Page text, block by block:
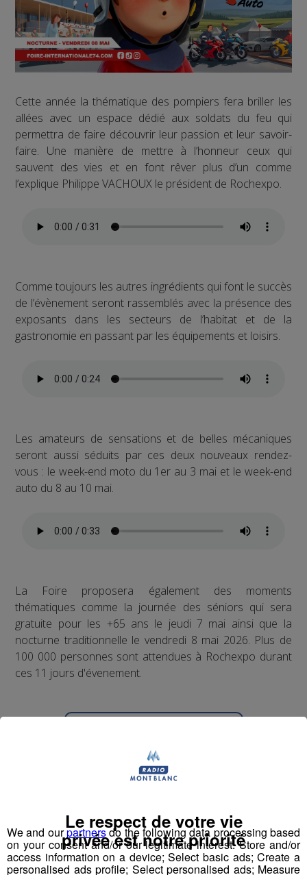
Cette année la thématique des pompiers fera briller les
allées avec un espace dédié aux soldats du feu qui
permettra de faire découvrir leur passion et leur savoir-
faire. Une manière de mettre à l’honneur ceux qui
sauvent des vies et en font rêver plus d’un comme
l’explique Philippe VACHOUX le président de Rochexpo.
Comme toujours les autres ingrédients qui font le succès
de l’évènement seront rassemblés avec la présence des
exposants dans les secteurs de l’habitat et de la
gastronomie en passant par les équipements et loisirs.
Les amateurs de sensations et de belles mécaniques
seront aussi séduits par ces deux nouveaux rendez-
vous : le week-end moto du 1er au 3 mai et le week-end
auto du 8 au 10 mai.
La Foire proposera également des moments
thématiques comme la journée des séniors qui sera
gratuite pour les +65 ans le jeudi 7 mai ainsi que la
nocturne traditionnelle le vendredi 8 mai 2026. Plus de
100 000 personnes sont attendues à Rochexpo durant
ces 11 jours d'évenement.
We and ourpartnersdo the following data processing based
on your consent and/or our legitimate interest: Store and/or
access information on a device; Select basic ads; Create a
personalised ads profile; Select personalised ads; Measure
Le respect de votre vie
privée est notre priorité